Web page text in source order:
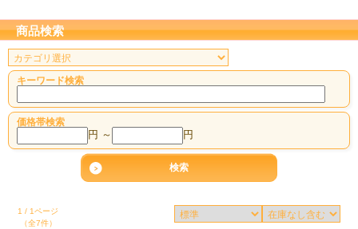
商品検索
キーワード検索
価格帯検索
円 ～ 円
1 / 1ページ
（全7件）